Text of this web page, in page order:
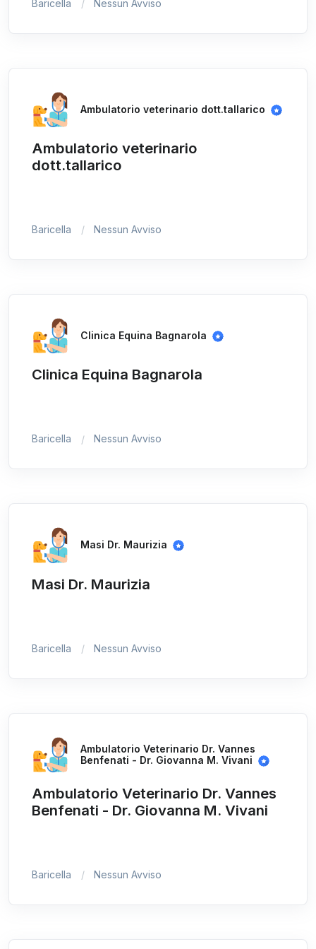
Baricella Nessun Avviso
Ambulatorio veterinario dott.tallarico
Ambulatorio veterinario
dott.tallarico
Baricella Nessun Avviso
Clinica Equina Bagnarola
Clinica Equina Bagnarola
Baricella Nessun Avviso
Masi Dr. Maurizia
Masi Dr. Maurizia
Baricella Nessun Avviso
Ambulatorio Veterinario Dr. Vannes
Benfenati - Dr. Giovanna M. Vivani
Ambulatorio Veterinario Dr. Vannes
Benfenati - Dr. Giovanna M. Vivani
Baricella Nessun Avviso